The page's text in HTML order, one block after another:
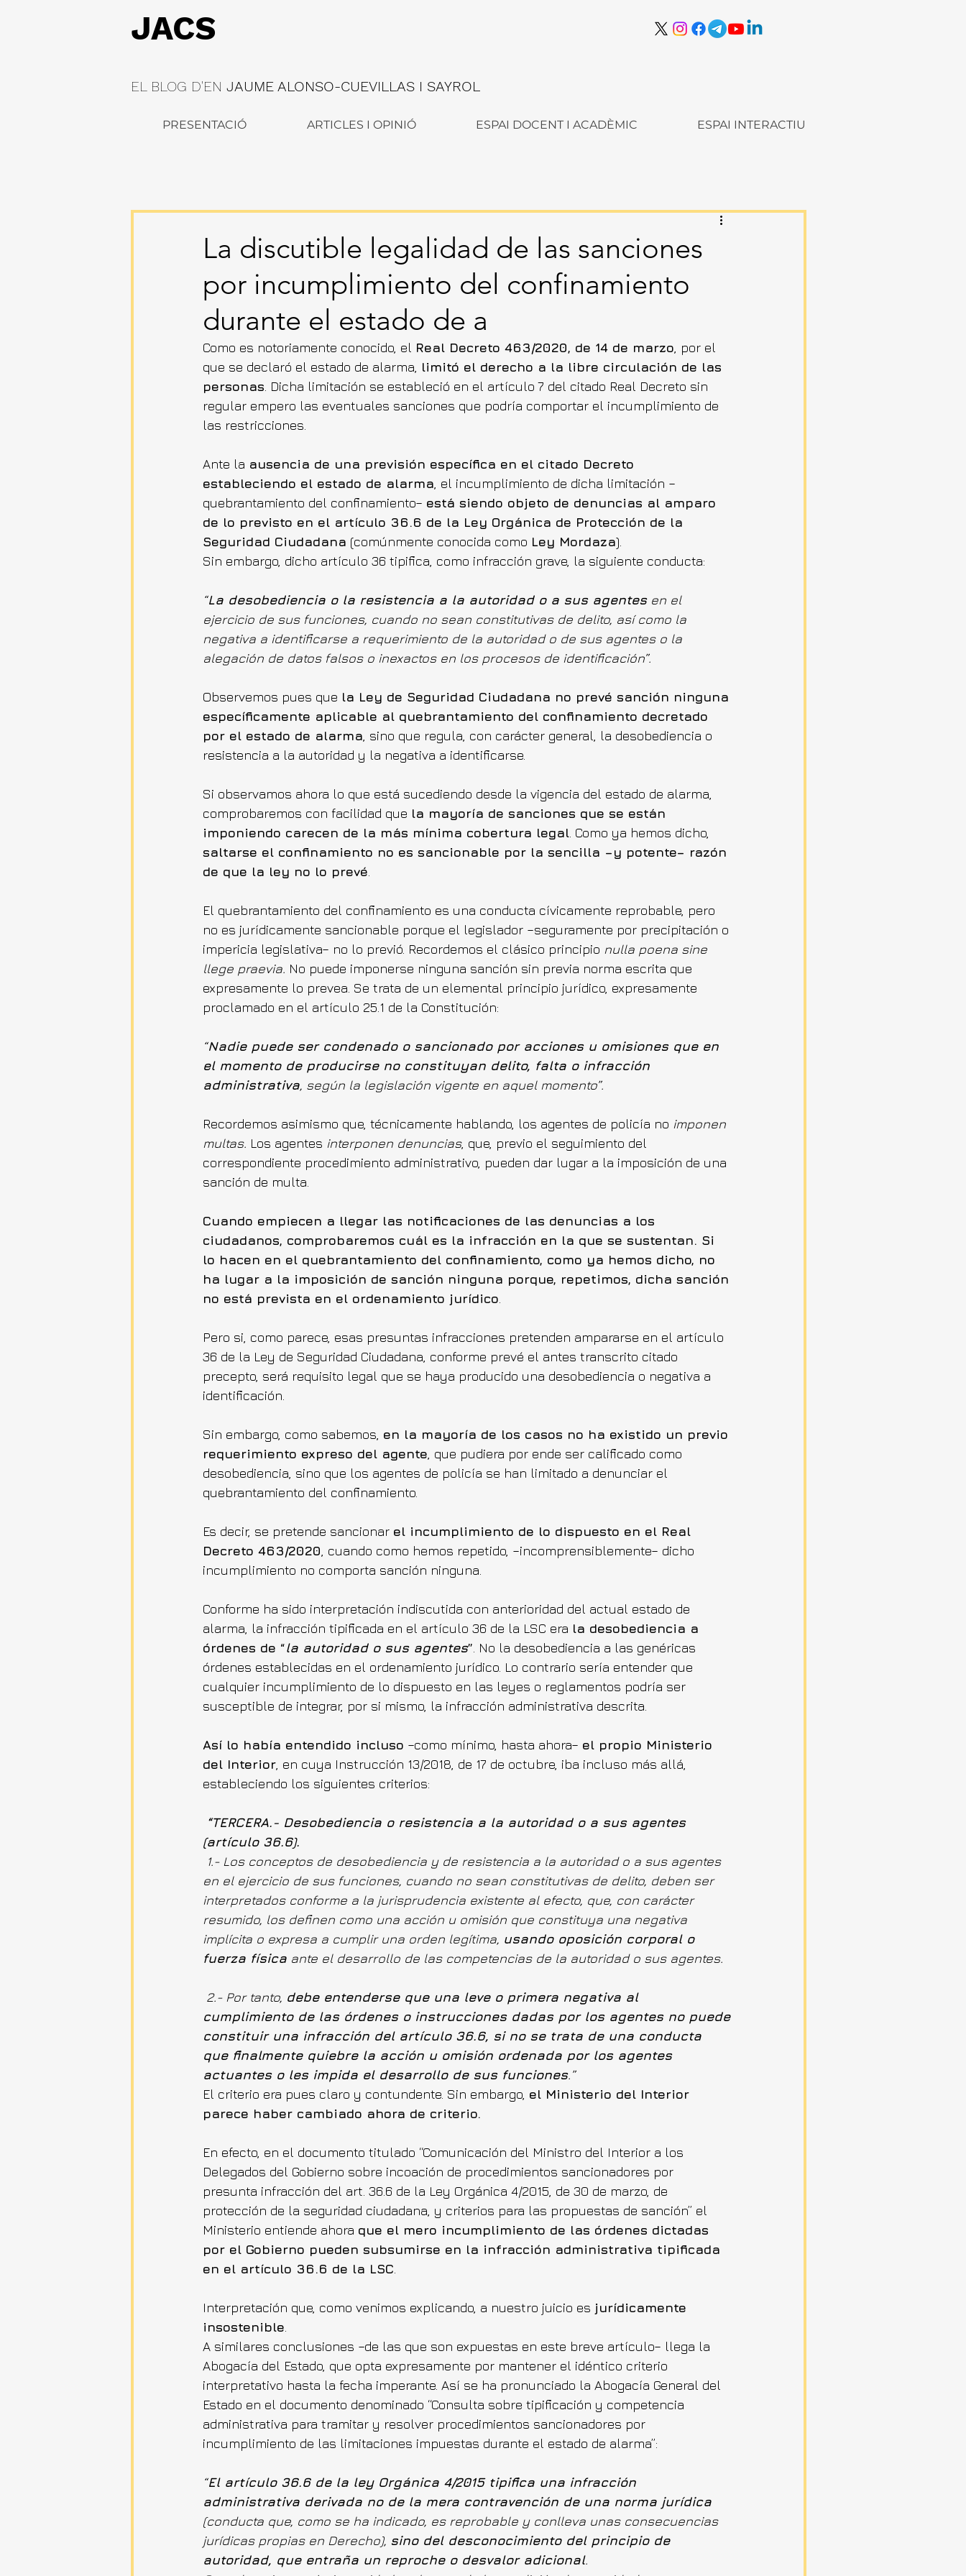
JACS
EL BLOG D'EN JAUME ALONSO-CUEVILLAS I SAYROL
PRESENTACIÓ ARTICLES I OPINIÓ ESPAI DOCENT I ACADÈMIC ESPAI INTERACTIU
La discutible legalidad de las sanciones
por incumplimiento del confinamiento
durante el estado de a
Como es notoriamente conocido, el Real Decreto 463/2020, de 14 de marzo , por el
que se declaró el estado de alarma, limitó el derecho a la libre circulación de las
personas . Dicha limitación se estableció en el artículo 7 del citado Real Decreto sin
regular empero las eventuales sanciones que podría comportar el incumplimiento de
las restricciones.
Ante la ausencia de una previsión específica en el citado Decreto
estableciendo el estado de alarma , el incumplimiento de dicha limitación –
quebrantamiento del confinamiento– está siendo objeto de denuncias al amparo
de lo previsto en el artículo 36.6 de la Ley Orgánica de Protección de la
Seguridad Ciudadana (comúnmente conocida como Ley Mordaza).
Sin embargo, dicho artículo 36 tipifica, como infracción grave, la siguiente conducta:
“La desobediencia o la resistencia a la autoridad o a sus agentes en el
ejercicio de sus funciones, cuando no sean constitutivas de delito, así como la
negativa a identificarse a requerimiento de la autoridad o de sus agentes o la
alegación de datos falsos o inexactos en los procesos de identificación”.
Observemos pues que la Ley de Seguridad Ciudadana no prevé sanción ninguna
específicamente aplicable al quebrantamiento del confinamiento decretado
por el estado de alarma , sino que regula, con carácter general, la desobediencia o
resistencia a la autoridad y la negativa a identificarse.
Si observamos ahora lo que está sucediendo desde la vigencia del estado de alarma,
comprobaremos con facilidad que la mayoría de sanciones que se están
imponiendo carecen de la más mínima cobertura legal . Como ya hemos dicho,
saltarse el confinamiento no es sancionable por la sencilla –y potente– razón
de que la ley no lo prevé
El quebrantamiento del confinamiento es una conducta cívicamente reprobable, pero
no es jurídicamente sancionable porque el legislador –seguramente por precipitación o
impericia legislativa– no lo previó. Recordemos el clásico principio nulla poena sine
llege praevia. No puede imponerse ninguna sanción sin previa norma escrita que
expresamente lo prevea. Se trata de un elemental principio jurídico, expresamente
proclamado en el artículo 25.1 de la Constitución:
“Nadie puede ser condenado o sancionado por acciones u omisiones que en
el momento de producirse no constituyan delito, falta o infracción
administrativa, según la legislación vigente en aquel momento”.
Recordemos asimismo que, técnicamente hablando, los agentes de policía no imponen
multas. Los agentes interponen denuncias, que, previo el seguimiento del
correspondiente procedimiento administrativo, pueden dar lugar a la imposición de una
sanción de multa.
Cuando empiecen a llegar las notificaciones de las denuncias a los
ciudadanos, comprobaremos cuál es la infracción en la que se sustentan. Si
lo hacen en el quebrantamiento del confinamiento, como ya hemos dicho, no
ha lugar a la imposición de sanción ninguna porque, repetimos, dicha sanción
no está prevista en el ordenamiento jurídico
Pero si, como parece, esas presuntas infracciones pretenden ampararse en el artículo
36 de la Ley de Seguridad Ciudadana, conforme prevé el antes transcrito citado
precepto, será requisito legal que se haya producido una desobediencia o negativa a
identificación.
Sin embargo, como sabemos, en la mayoría de los casos no ha existido un previo
requerimiento expreso del agente , que pudiera por ende ser calificado como
desobediencia, sino que los agentes de policía se han limitado a denunciar el
quebrantamiento del confinamiento.
Es decir, se pretende sancionar el incumplimiento de lo dispuesto en el Real
Decreto 463/2020 , cuando como hemos repetido, –incomprensiblemente– dicho
incumplimiento no comporta sanción ninguna.
Conforme ha sido interpretación indiscutida con anterioridad del actual estado de
alarma, la infracción tipificada en el artículo 36 de la LSC era la desobediencia a
órdenes de “la autoridad o sus agentes” . No la desobediencia a las genéricas
órdenes establecidas en el ordenamiento jurídico. Lo contrario sería entender que
cualquier incumplimiento de lo dispuesto en las leyes o reglamentos podría ser
susceptible de integrar, por si mismo, la infracción administrativa descrita.
Así lo había entendido incluso –como mínimo, hasta ahora– el propio Ministerio
del Interior , en cuya Instrucción 13/2018, de 17 de octubre, iba incluso más allá,
estableciendo los siguientes criterios:
“TERCERA.- Desobediencia o resistencia a la autoridad o a sus agentes
(artículo 36.6).
1.- Los conceptos de desobediencia y de resistencia a la autoridad o a sus agentes
en el ejercicio de sus funciones, cuando no sean constitutivas de delito, deben ser
interpretados conforme a la jurisprudencia existente al efecto, que, con carácter
resumido, los definen como una acción u omisión que constituya una negativa
implícita o expresa a cumplir una orden legítima, usando oposición corporal o
fuerza física ante el desarrollo de las competencias de la autoridad o sus agentes.
2.- Por tanto, debe entenderse que una leve o primera negativa al
cumplimiento de las órdenes o instrucciones dadas por los agentes no puede
constituir una infracción del artículo 36.6, si no se trata de una conducta
que finalmente quiebre la acción u omisión ordenada por los agentes
actuantes o les impida el desarrollo de sus funciones.”
El criterio era pues claro y contundente. Sin embargo, el Ministerio del Interior
parece haber cambiado ahora de criterio.
En efecto, en el documento titulado “Comunicación del Ministro del Interior a los
Delegados del Gobierno sobre incoación de procedimientos sancionadores por
presunta infracción del art. 36.6 de la Ley Orgánica 4/2015, de 30 de marzo, de
protección de la seguridad ciudadana, y criterios para las propuestas de sanción” el
Ministerio entiende ahora que el mero incumplimiento de las órdenes dictadas
por el Gobierno pueden subsumirse en la infracción administrativa tipificada
en el artículo 36.6 de la LSC
Interpretación que, como venimos explicando, a nuestro juicio es jurídicamente
insostenible
A similares conclusiones ­–de las que son expuestas en este breve artículo– llega la
Abogacía del Estado, que opta expresamente por mantener el idéntico criterio
interpretativo hasta la fecha imperante. Así se ha pronunciado la Abogacía General del
Estado en el documento denominado “Consulta sobre tipificación y competencia
administrativa para tramitar y resolver procedimientos sancionadores por
incumplimiento de las limitaciones impuestas durante el estado de alarma”:
“El artículo 36.6 de la ley Orgánica 4/2015 tipifica una infracción
administrativa derivada no de la mera contravención de una norma jurídica
(conducta que, como se ha indicado, es reprobable y conlleva unas consecuencias
jurídicas propias en Derecho), sino del desconocimiento del principio de
autoridad, que entraña un reproche o desvalor adicional.